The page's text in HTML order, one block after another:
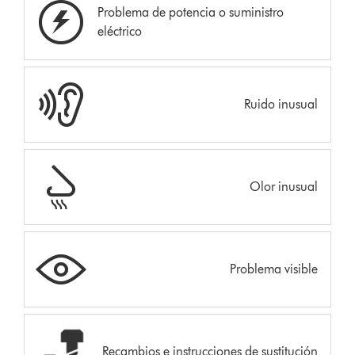
Problema de potencia o suministro
eléctrico
Ruido inusual
Olor inusual
Problema visible
Recambios e instrucciones de sustitución